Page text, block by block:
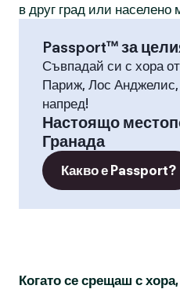
в друг град или населено
Passport™ за
Съвпадай си с хора
Париж, Лос
напред!
Настоящо
Гранада
Какво е Passport?
Когато се срещаш с